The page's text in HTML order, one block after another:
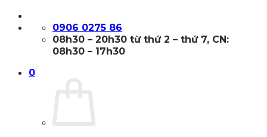
qua
0906 0275 86
08h30 – 20h30 từ thứ 2 – thứ 7, CN:
08h30 – 17h30
0